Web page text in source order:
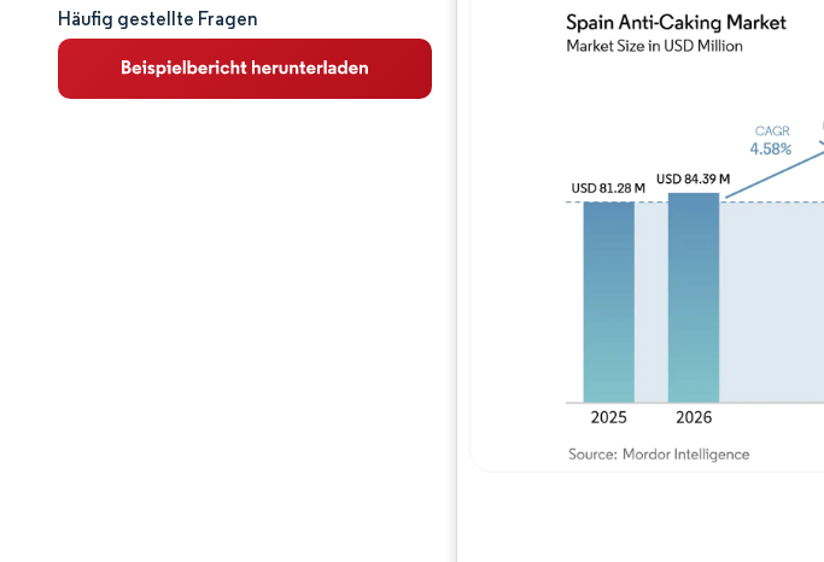
Marktanalyse
Trends und Einblicke
Häufig gestellte Fragen
Bild ©